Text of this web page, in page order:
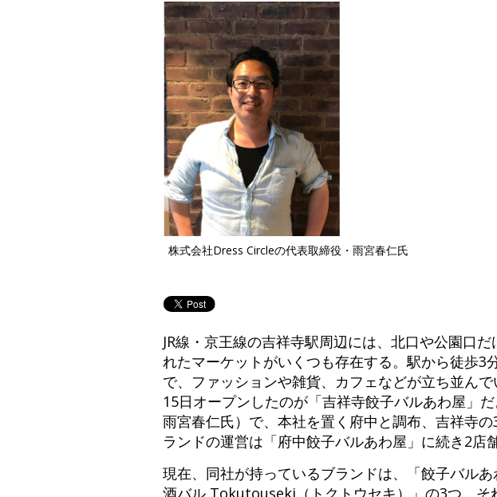
株式会社Dress Circleの代表取締役・雨宮春仁氏
JR線・京王線の吉祥寺駅周辺には、北口や公園口
れたマーケットがいくつも存在する。駅から徒歩
で、ファッションや雑貨、カフェなどが立ち並ん
15日オープンしたのが「吉祥寺餃子バルあわ屋」
雨宮春仁氏）で、本社を置く府中と調布、吉祥寺
ランドの運営は「府中餃子バルあわ屋」に続き2店
現在、同社が持っているブランドは、「餃子バル
酒バル Tokutouseki（トクトウセキ）」の3つ。そ